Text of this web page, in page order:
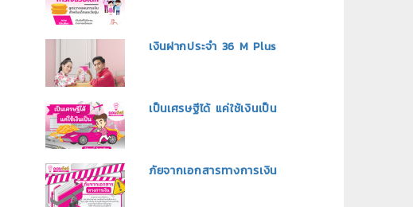
เงินฝากประจำ 36 M Plus
เป็นเศรษฐีได้ แค่ใช้เงินเป็น
ภัยจากเอกสารทางการเงิน